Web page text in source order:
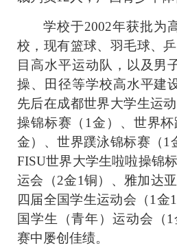
学校于2002年获批为
校，现有篮球、羽毛球、
目高水平运动队，以及男
操、田径等学校高水平建
先后在成都世界大学生运
操锦标赛（ 1 金）、世界
金）、世界蹼泳锦标赛（1
FISU世界大学生啦啦操锦
运会（2金1铜）、雅加达
四届全国学生运动会（1 金1
国学生（青年）运动会（1
赛中屡创佳绩。